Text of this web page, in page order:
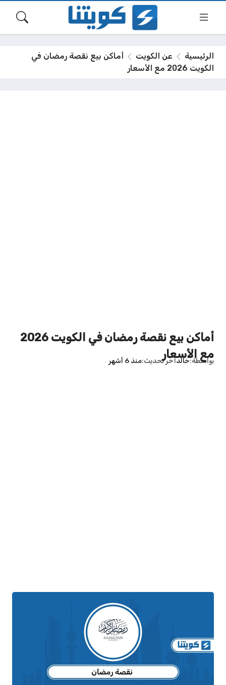
الرئيسية عن الكويت
أماكن بيع نقصة رمضان في
الكويت 2026 مع الأسعار
أماكن بيع نقصة رمضان في الكويت 2026
مع الأسعار
بواسطة خالدآخر تحديث منذ 6 أشهر